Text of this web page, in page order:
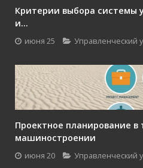
Критерии выбора системы
и...
июня 25 Управленческий
Проектное планирование в
машиностроении
июня 20 Управленческий